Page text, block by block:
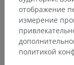
отображение
измерение
политикой